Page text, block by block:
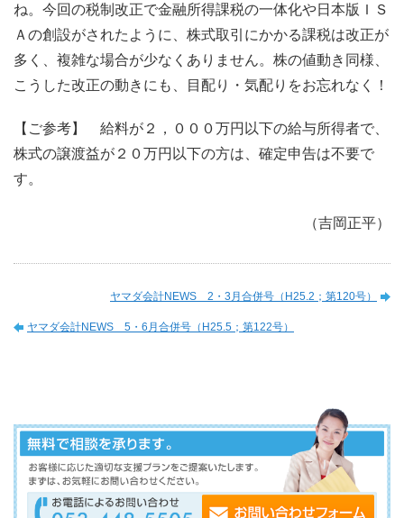
ね。今回の税制改正で金融所得課税の一体化や日本版ＩＳ
Ａの創設がされたように、株式取引にかかる課税は改正が
多く、複雑な場合が少なくありません。株の値動き同様、
こうした改正の動きにも、目配り・気配りをお忘れなく！
【ご参考】 給料が２，０００万円以下の給与所得者で、
株式の譲渡益が２０万円以下の方は、確定申告は不要で
す。
（吉岡正平）
ヤマダ会計NEWS 2・3月合併号（H25.2；第120号）
ヤマダ会計NEWS 5・6月合併号（H25.5；第122号）